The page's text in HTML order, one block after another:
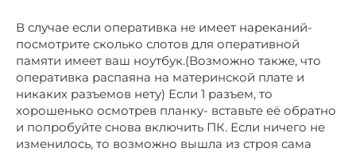
В случае если оперативка не имеет нареканий-
посмотрите сколько слотов для оперативной
памяти имеет ваш ноутбук.(Возможно также, что
оперативка распаяна на материнской плате и
никаких разъемов нету) Если 1 разъем, то
хорошенько осмотрев планку- вставьте её обратно
и попробуйте снова включить ПК. Если ничего не
изменилось, то возможно вышла из строя сама